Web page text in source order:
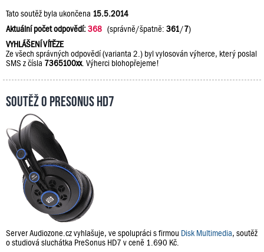
Tato soutěž byla ukončena 15.5.2014
Aktuální počet odpovědí:368 (správně/špatně: 361/7)
VYHLÁŠENÍ VÍTĚZE
Ze všech správných odpovědí (varianta 2.) byl vylosován výherce, který poslal
SMS z čísla 7365100xx. Výherci blohopřejeme!
Soutěž o PreSonus HD7
Server Audiozone.cz vyhlašuje, ve spolupráci s firmou Disk Multimedia, soutěž
o studiová sluchátka PreSonus HD7 v ceně 1.690 Kč.